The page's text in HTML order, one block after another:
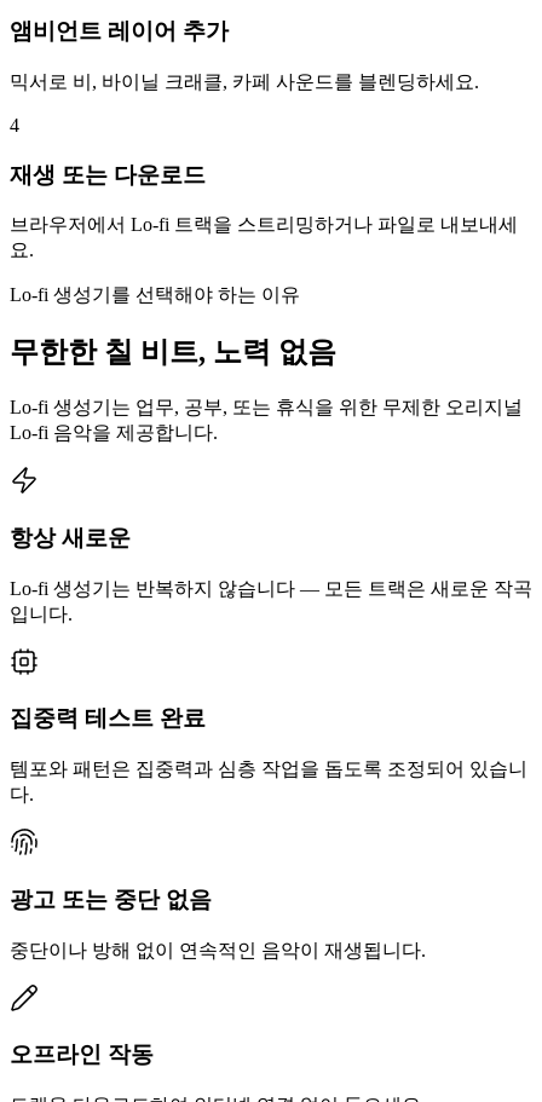
앰비언트 레이어 추가
믹서로 비, 바이닐 크래클, 카페 사운드를 블렌딩하세요.
4
재생 또는 다운로드
브라우저에서 Lo-fi 트랙을 스트리밍하거나 파일로 내보내세
요.
Lo-fi 생성기를 선택해야 하는 이유
무한한 칠 비트, 노력 없음
Lo-fi 생성기는 업무, 공부, 또는 휴식을 위한 무제한 오리지널
Lo-fi 음악을 제공합니다.
항상 새로운
Lo-fi 생성기는 반복하지 않습니다 — 모든 트랙은 새로운 작곡
입니다.
집중력 테스트 완료
템포와 패턴은 집중력과 심층 작업을 돕도록 조정되어 있습니
다.
광고 또는 중단 없음
중단이나 방해 없이 연속적인 음악이 재생됩니다.
오프라인 작동